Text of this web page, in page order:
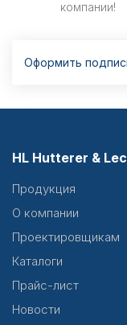
компании!
Оформить
HL Hutterer &
Продукция
О компании
Проектировщикам
Каталоги
Прайс-лист
Новости